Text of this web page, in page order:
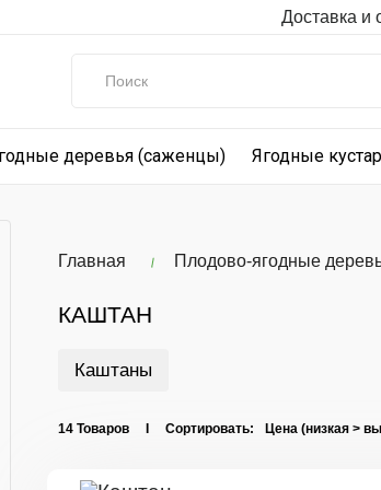
Доставка и
деревья (саженцы) Ягодные
Главная Плодово-ягодные
КАШТАН
Каштаны
14 Товаров I Сортировать: